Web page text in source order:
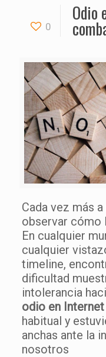
0
Odio
Cada vez más
observar cómo
En cualquier
cualquier
timeline,
dificultad
intolerancia
odio en Internet
habitual y
anchas ante la
nosotros